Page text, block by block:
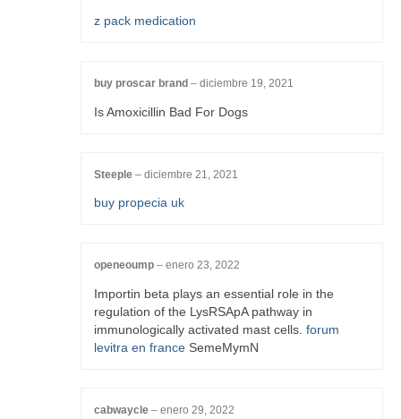
z pack medication
buy proscar brand – diciembre 19, 2021
Is Amoxicillin Bad For Dogs
Steeple – diciembre 21, 2021
buy propecia uk
openeoump – enero 23, 2022
Importin beta plays an essential role in the
regulation of the LysRSApA pathway in
immunologically activated mast cells. forum
levitra en france SemeMymN
cabwaycle – enero 29, 2022